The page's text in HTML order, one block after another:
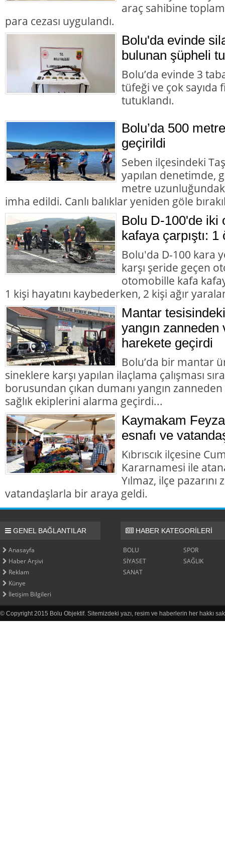
araç sahibine
para cezası uygulandı.
Bolu'da evinde
bulunan şüpheli
Bolu’da evinde 3
tüfeği ve çok
tutuklandı.
Bolu’da 500
geçirildi
Seben ilçesindeki
yapılan denetimde,
metre
imha edildi. Canlı balıklar yeniden göle
Bolu D-100'de iki
kafaya çarpıştı: 1
Bolu'da D-100 kara
karşı şeride geçen
otomobille kafa
1 kişi hayatını kaybederken, 2 kişi ağır
Mantar
yangın
harekete geçirdi
Bolu’da bir mantar
sineklere karşı yapılan ilaçlama çalışması
borusundan çıkan dumanı yangın
sağlık ekiplerini alarma geçirdi...
Kaymakam
esnafı ve
Kıbrıscık ilçesine
Kararnamesi ile
Yılmaz, ilçe
vatandaşlarla bir araya geldi.
GENEL BAĞLANTILAR
Anasayfa
Haber Arşivi
Reklam
Künye
İletişim Bilgileri
HABER KATEGORİLERİ
BOLU
SPOR
SİYASET
SAĞLIK
SANAT
© Copyright 2015 Bolu Objektif. Sitemizdeki yazı, resim ve haberlerin her hakkı